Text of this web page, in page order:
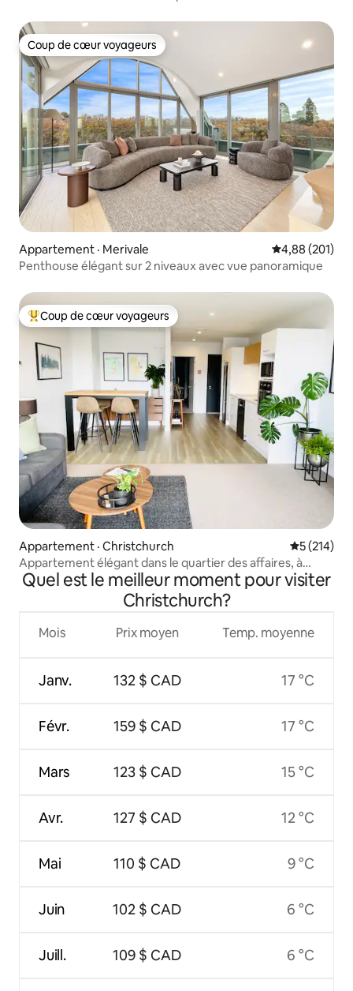
Coup de cœur voyageurs
Coup de cœur voyageurs
Appartement · Merivale Note
4,88 (201)
Penthouse élégant sur 2 niveaux avec vue panoramique
Coup de cœur voyageurs parmi les plus aimés
Coup de cœur voyageurs
Appartement · Christchurch Note
5 (214)
Appartement élégant dans le quartier des affaires, à
distance de marche du stade
Quel est le meilleur moment pour visiter
Christchurch?
Mois
Janv.
Févr.
Mars
Avr.
Mai
Juin
Juill.
Prix moyen
132 $ CAD
159 $ CAD
123 $ CAD
127 $ CAD
110 $ CAD
102 $ CAD
109 $ CAD
Temp. moyenne
17 °C
17 °C
15 °C
12 °C
9 °C
6 °C
6 °C